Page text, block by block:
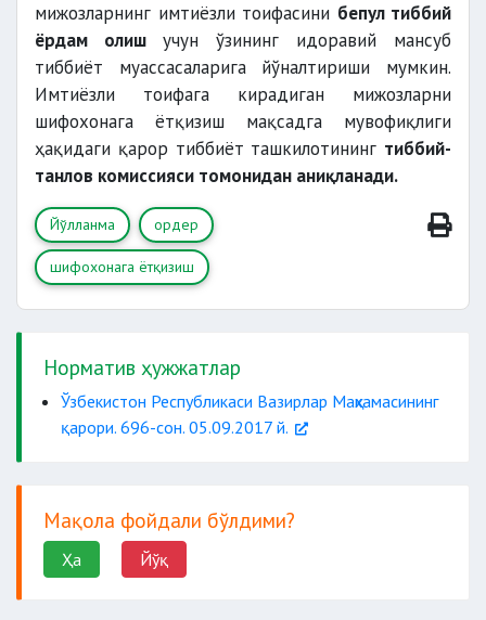
марказий кўп тармоқли
поликлиникалари
марказий кўп тармоқли
поликлиникалар
мижозларнинг имтиёзли тоифасини бепул тиббий
ёрдам олиш учун ўзининг идоравий мансуб
тиббиёт муассасаларига йўналтириши мумкин.
Имтиёзли тоифага кирадиган мижозларни
шифохонага ётқизиш мақсадга мувофиқлиги
ҳақидаги қарор тиббиёт ташкилотининг тиббий-
танлов комиссияси томонидан аниқланади.
Йўлланма ордер
шифохонага ётқизиш
Норматив ҳужжатлар
Ўзбекистон Республикаси Вазирлар Маҳкамасининг
қарори. 696-сон. 05.09.2017 й.
Мақола фойдали бўлдими?
Ҳа Йўқ